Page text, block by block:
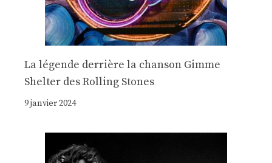
La légende derrière la chanson Gimme
Shelter des Rolling Stones
9 janvier 2024